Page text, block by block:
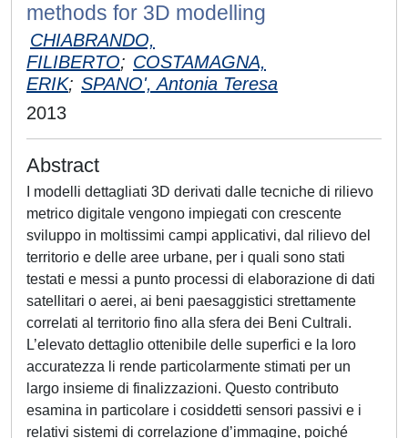
methods for 3D modelling
CHIABRANDO,
FILIBERTO; COSTAMAGNA,
ERIK; SPANO', Antonia Teresa
2013
Abstract
I modelli dettagliati 3D derivati dalle tecniche di rilievo
metrico digitale vengono impiegati con crescente
sviluppo in moltissimi campi applicativi, dal rilievo del
territorio e delle aree urbane, per i quali sono stati
testati e messi a punto processi di elaborazione di dati
satellitari o aerei, ai beni paesaggistici strettamente
correlati al territorio fino alla sfera dei Beni Cultrali.
L’elevato dettaglio ottenibile delle superfici e la loro
accuratezza li rende particolarmente stimati per un
largo insieme di finalizzazioni. Questo contributo
esamina in particolare i cosiddetti sensori passivi e i
relativi sistemi di correlazione d’immagine, poiché